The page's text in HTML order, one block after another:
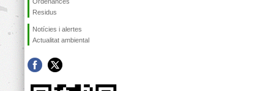
Residus
Notícies i alertes
Actualitat ambiental